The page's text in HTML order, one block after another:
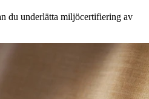
du underlätta miljöcertifiering av